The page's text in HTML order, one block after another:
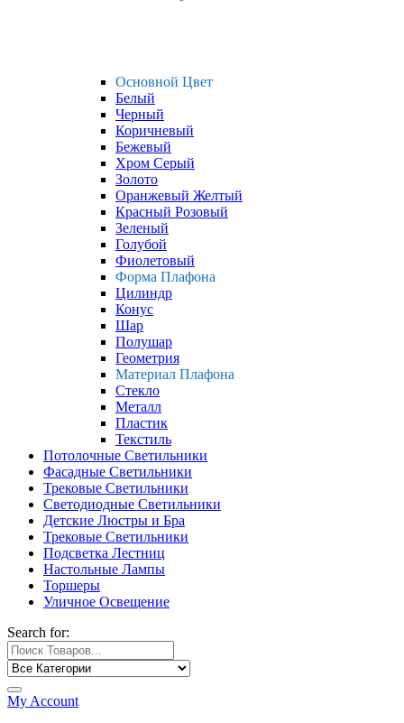
Основной Цвет
Белый
Черный
Коричневый
Бежевый
Хром Серый
Золото
Оранжевый Желтый
Красный Розовый
Зеленый
Голубой
Фиолетовый
Форма Плафона
Цилиндр
Конус
Шар
Полушар
Геометрия
Материал Плафона
Стекло
Металл
Пластик
Текстиль
Потолочные Светильники
Фасадные Светильники
Трековые Светильники
Светодиодные Светильники
Детские Люстры и Бра
Трековые Светильники
Подсветка Лестниц
Настольные Лампы
Торшеры
Уличное Освещение
Search for:
My Account